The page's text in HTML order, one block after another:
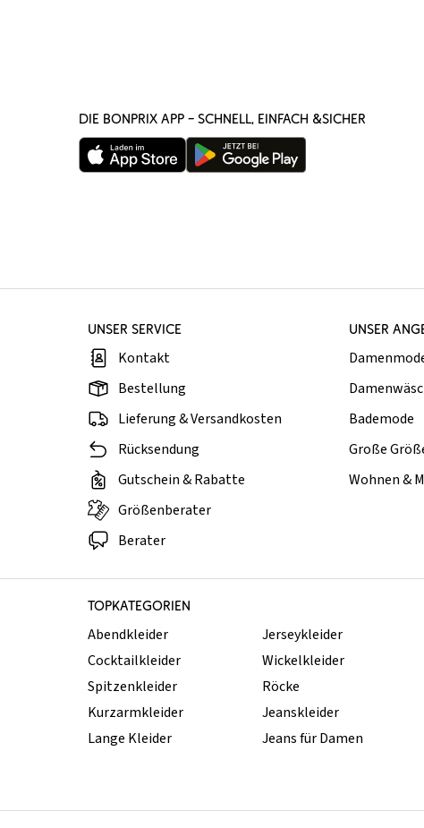
DIE BONPRIX APP – SCHNELL, EINFACH &SICHER
UNSER SERVICE
Kontakt
Bestellung
Lieferung & Versandkosten
Rücksendung
Gutschein & Rabatte
Größenberater
Berater
UNSER
Bademode
Große
Wohnen &
TOPKATEGORIEN
Abendkleider
Cocktailkleider
Spitzenkleider
Kurzarmkleider
Lange Kleider
Jerseykleider
Wickelkleider
Röcke
Jeanskleider
Jeans für Damen